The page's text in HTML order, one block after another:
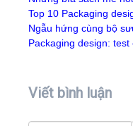
Top 10 Packaging
Ngẫu hứng cùng bộ
Packaging design: test
Viết bình luận